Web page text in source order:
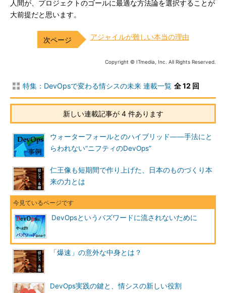
人間が、プロジェクトのゴールに最適な方法論を選択することが
大前提だと思います。
アジャイルが難しい本当の理由
Copyright © ITmedia, Inc. All Rights Reserved.
特集：DevOpsで変わる情シスの未来 連載一覧 全 12 回
新しい連載記事が 4 件あります
ウォーターフォールとのハイブリッド――手法にと
らわれない“ニフティのDevOps”
仁王像も短期間で作り上げた、日本のものづくり本
来の力とは
DevOpsというバズワードに流されないために
「爆速」の意外な中身とは？
DevOps実践の鍵と、情シスの新しい役割